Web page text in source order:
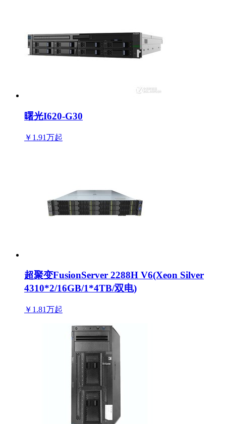
曙光I620-G30
￥1.91万起
超聚变FusionServer 2288H V6(Xeon Silver
4310*2/16GB/1*4TB/双电)
￥1.81万起